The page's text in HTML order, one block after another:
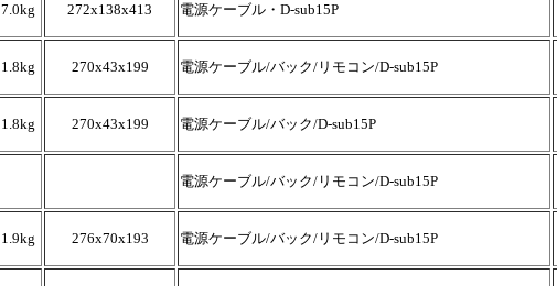
7.0kg 272x138x413 電源ケーブル・D-sub15P
1.8kg 270x43x199 電源ケーブル/バック/リモコン/D-sub15P
1.8kg 270x43x199 電源ケーブル/バック/D-sub15P
電源ケーブル/バック/リモコン/D-sub15P
1.9kg 276x70x193 電源ケーブル/バック/リモコン/D-sub15P